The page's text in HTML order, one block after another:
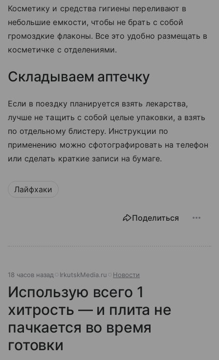
Косметику и средства гигиены переливают в
небольшие емкости, чтобы не брать с собой
громоздкие флаконы. Все это удобно размещать в
косметичке с отделениями.
Складываем аптечку
Если в поездку планируется взять лекарства,
лучше не тащить с собой целые упаковки, а взять
по отдельному блистеру. Инструкции по
применению можно сфотографировать на телефон
или сделать краткие записи на бумаге.
Лайфхаки
Поделиться
18 часов назад IrkutskMedia.ru Новости
Использую всего 1
хитрость — и плита не
пачкается во время
готовки